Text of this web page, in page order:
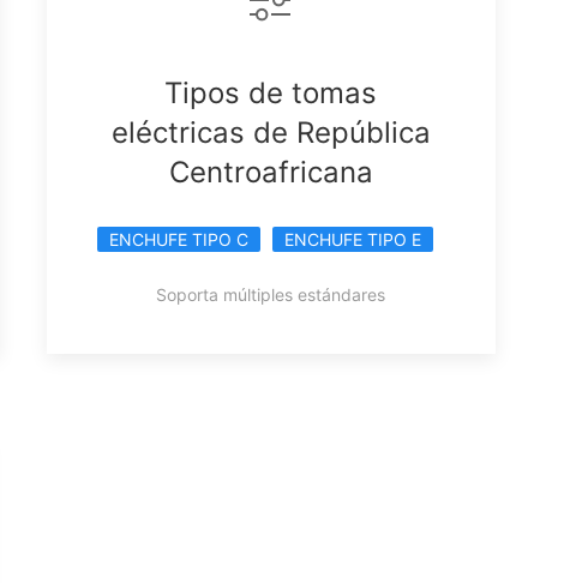
Tipos de tomas
eléctricas de República
Centroafricana
ENCHUFE TIPO C ENCHUFE TIPO E
Soporta múltiples estándares